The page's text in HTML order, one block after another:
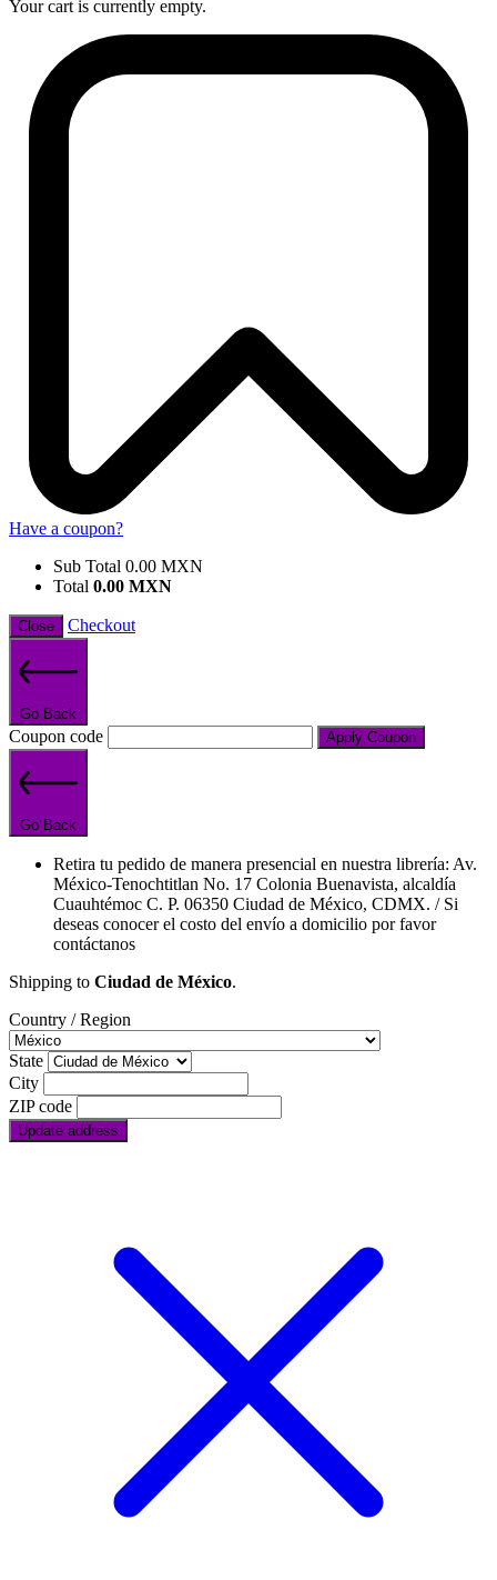
Your cart is currently empty.
Have a coupon?
Sub Total 0.00 MXN
Total 0.00 MXN
Close Checkout
Go Back
Coupon code Apply Coupon
Go Back
Retira tu pedido de manera presencial en nuestra librería: Av.
México-Tenochtitlan No. 17 Colonia Buenavista, alcaldía
Cuauhtémoc C. P. 06350 Ciudad de México, CDMX. / Si
deseas conocer el costo del envío a domicilio por favor
contáctanos
Shipping to Ciudad de México.
Country / Region
State
City
ZIP code
Update address